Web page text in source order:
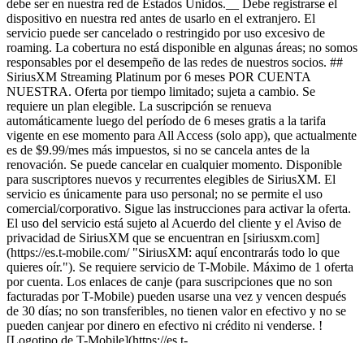
debe ser en nuestra red de Estados Unidos.__ Debe registrarse el
dispositivo en nuestra red antes de usarlo en el extranjero. El
servicio puede ser cancelado o restringido por uso excesivo de
roaming. La cobertura no está disponible en algunas áreas; no somos
responsables por el desempeño de las redes de nuestros socios. ##
SiriusXM Streaming Platinum por 6 meses POR CUENTA
NUESTRA. Oferta por tiempo limitado; sujeta a cambio. Se
requiere un plan elegible. La suscripción se renueva
automáticamente luego del período de 6 meses gratis a la tarifa
vigente en ese momento para All Access (solo app), que actualmente
es de $9.99/mes más impuestos, si no se cancela antes de la
renovación. Se puede cancelar en cualquier momento. Disponible
para suscriptores nuevos y recurrentes elegibles de SiriusXM. El
servicio es únicamente para uso personal; no se permite el uso
comercial/corporativo. Sigue las instrucciones para activar la oferta.
El uso del servicio está sujeto al Acuerdo del cliente y el Aviso de
privacidad de SiriusXM que se encuentran en [siriusxm.com]
(https://es.t-mobile.com/ "SiriusXM: aquí encontrarás todo lo que
quieres oír."). Se requiere servicio de T-Mobile. Máximo de 1 oferta
por cuenta. Los enlaces de canje (para suscripciones que no son
facturadas por T-Mobile) pueden usarse una vez y vencen después
de 30 días; no son transferibles, no tienen valor en efectivo y no se
pueden canjear por dinero en efectivo ni crédito ni venderse. !
[Logotipo de T-Mobile](https://es.t-